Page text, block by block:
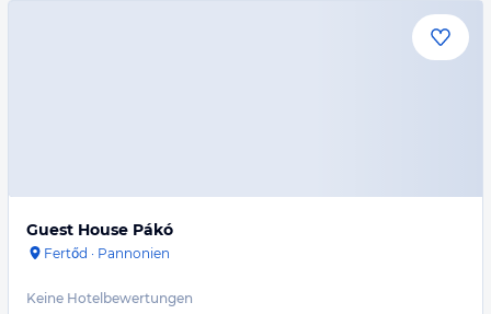
Guest House Pákó
Fertőd · Pannonien
Keine Hotelbewertungen